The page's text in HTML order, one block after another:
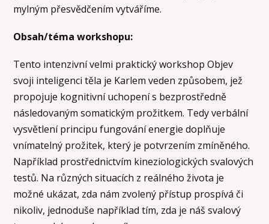
mylným přesvědčením vytváříme.
Obsah/téma workshopu:
Tento intenzivní velmi praktický workshop Objev
svoji inteligenci těla je Karlem veden způsobem, jež
propojuje kognitivní uchopení s bezprostředně
následovaným somatickým prožitkem. Tedy verbální
vysvětlení principu fungování energie doplňuje
vnímatelný prožitek, který je potvrzením zmíněného.
Například prostřednictvím kineziologických svalových
testů. Na různých situacích z reálného života je
možné ukázat, zda nám zvolený přístup prospívá či
nikoliv, jednoduše například tím, zda je náš svalový